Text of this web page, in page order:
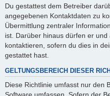
Du gestattest dem Betreiber
angegebenen Kontaktdaten zu
Übermittlung zentraler
ist. Darüber hinaus dürfen er
kontaktieren, sofern du dies in
gestattet hast.
GELTUNGSBEREICH DIESER
Diese Richtlinie umfasst nur den